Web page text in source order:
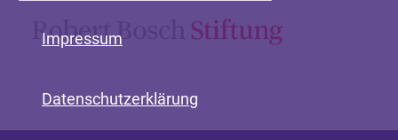
Impressum
Datenschutzerklärung